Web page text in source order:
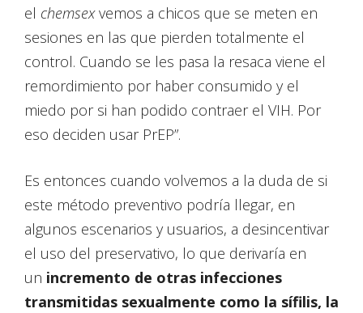
el chemsexvemos a chicos que se meten en
sesiones en las que pierden totalmente el
control. Cuando se les pasa la resaca viene el
remordimiento por haber consumido y el
miedo por si han podido contraer el VIH. Por
eso deciden usar PrEP”.
Es entonces cuando volvemos a la duda de si
este método preventivo podría llegar, en
algunos escenarios y usuarios, a desincentivar
el uso del preservativo, lo que derivaría en
un incremento de otras infecciones
transmitidas sexualmente como la sífilis, la